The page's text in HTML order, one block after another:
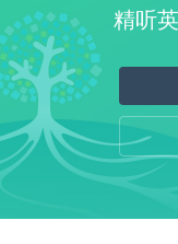
精听